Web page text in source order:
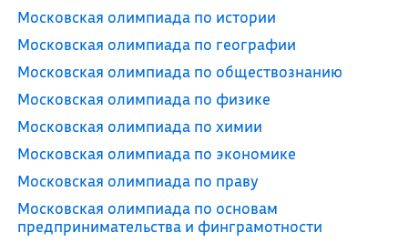
Московская олимпиада по истории
Московская олимпиада по географии
Московская олимпиада по обществознанию
Московская олимпиада по физике
Московская олимпиада по химии
Московская олимпиада по экономике
Московская олимпиада по праву
Московская олимпиада по основам
предпринимательства и финграмотности